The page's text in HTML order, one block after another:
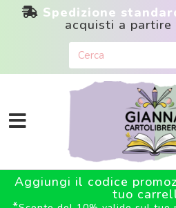
Spedizione
acquisti a partire
Aggiungi il codice
tuo